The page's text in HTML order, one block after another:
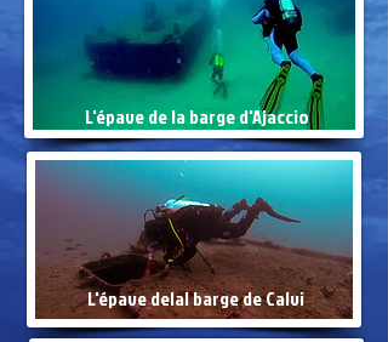
L'épave de la barge d'Ajaccio
L'épave delal barge de Calvi